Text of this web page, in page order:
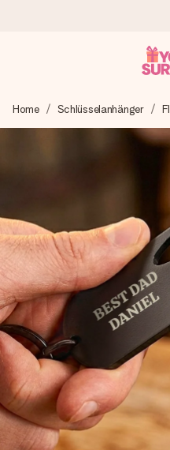
Wir bereiten dein
blitzschnell – damit du es
überreichen kannst, wenn
4,8 (basierend auf
Unsere Geschenke
4,8 bei Google Reviews
die wir versenden).
+49 39292 929695
Montag - Freitag : 8:30 -
Samstag - Sonntag : 8:30
Home Schlüsselanhänger